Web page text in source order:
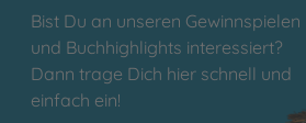
Bist Du an unseren Gewinnspielen
und Buchhighlights interessiert?
Dann trage Dich hier schnell und
einfach ein!